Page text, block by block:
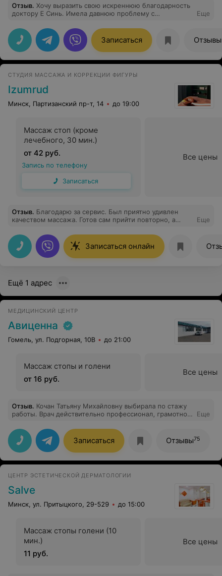
Отзыв. Хочу выразить свою искреннюю благодарность
доктору Е Синь. Имела давнюю проблему с
методы ее лечения, но не достигла желаемого
результата. И также был острый ахиллобурсит. После
первого приема (иглоукалывание и электропунктура) у
доктора Е Синь мне сразу стало же лучше (
уменьшился болевой синдром и увеличился объем
подходит к сбору анамнеза пациента, внимательный,
приятный в общении. Благодарю центр Эксперт+, что
благодаря международному сотрудничеству мы имеем
возможность обратиться к Магистру акупунктуры
(редкому специалисту высокого класса). Очень
Еще
Записаться Отзывы
СТУДИЯ МАССАЖА И КОРРЕКЦИИ ФИГУРЫ
Izumrud
Минск, Партизанский пр-т, 14 до 19:00
Массаж стоп (кроме
лечебного, 30 мин.)
от 42 руб.
Запись по телефону
Записаться
Все цены
Отзыв. Благодарю за сервис. Был приятно удивлен
качеством массажа. Готов сам прийти повторно, а
Еще
Записаться онлайн
Ещё 1 адрес
МЕДИЦИНСКИЙ ЦЕНТР
Авиценна
Гомель, ул. Подгорная, 10В до 21:00
Массаж стопы и голени
от 16 руб.
Все цены
Отзыв. Кочан Татьяну Михайловну выбирала по стажу
работы. Врач действительно профессионал, грамотное
положительный отзыв от посещения!
Еще
Записаться Отзывы75
ЦЕНТР ЭСТЕТИЧЕСКОЙ ДЕРМАТОЛОГИИ
Salve
Минск, ул. Притыцкого, 29-529 до 15:00
Массаж стопы голени (10
мин.)
11 руб.
Все цены